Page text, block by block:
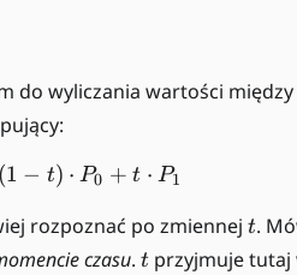
do wyliczania wartości
L(t) = (1-t) \cdot P_0 +
(1 − t) ⋅ P0 + t ⋅ P1
rozpoznać po zmiennej t
t.
czasu. t
t przyjmuje tutaj